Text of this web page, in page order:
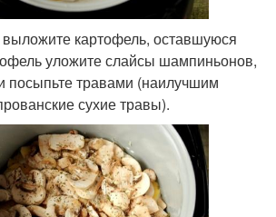
картофель, оставшуюся
уложите слайсы шампиньонов,
посыпьте травами (наилучшим
сухие травы).